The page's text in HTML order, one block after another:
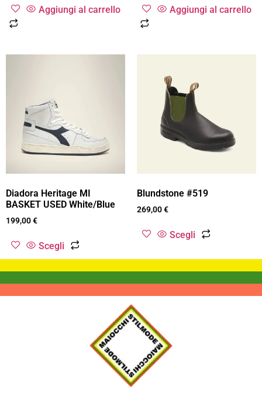
Aggiungi al carrello Aggiungi al carrello
Diadora Heritage MI
BASKET USED White/Blue
199,00€
Scegli
Blundstone #519
269,00€
Scegli